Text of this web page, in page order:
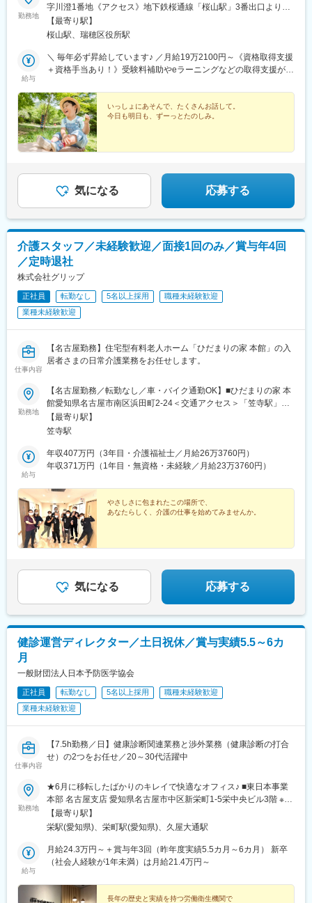
勤務地
字川澄1番地《アクセス》地下鉄桜通線「桜山駅」3番出口より徒
歩すぐ！※受動喫煙対策：屋内禁煙
【最寄り駅】
桜山駅、瑞穂区役所駅
給与
＼ 毎年必ず昇給しています♪ ／月給19万2100円～《資格取得支援
＋資格手当あり！》受験料補助やeラーニングなどの取得支援が充
入も着実にUP！働きながらの資格取得にもモチベーション高く取
り組めます。※対象資格は待遇・福利厚生欄をCHECK！
いっしょにあそんで、たくさんお話して。
今日も明日も、ずーっとたのしみ。
気になる 応募する
介護スタッフ／未経験歓迎／面接1回のみ／賞与年4回
／定時退社
株式会社グリップ
正社員 転勤なし 5名以上採用
職種未経験歓迎
業種未経験歓迎
仕事内容
【名古屋勤務】住宅型有料老人ホーム「ひだまりの家 本館」の入
居者さまの日常介護業務をお任せします。
勤務地
【名古屋勤務／転勤なし／車・バイク通勤OK】■ひだまりの家 本
館愛知県名古屋市南区浜田町2-24＜交通アクセス＞「笠寺駅」よ
り車で約5分※U・Iターン歓迎※無料駐車場完備※受動喫煙対策あり
【最寄り駅】
笠寺駅
給与
年収407万円（3年目・介護福祉士／月給26万3760円）
年収371万円（1年目・無資格・未経験／月給23万3760円）
やさしさに包まれたこの場所で、
あなたらしく、介護の仕事を始めてみませんか。
気になる 応募する
健診運営ディレクター／土日祝休／賞与実績5.5～6カ
月
一般財団法人日本予防医学協会
正社員 転勤なし 5名以上採用
職種未経験歓迎
業種未経験歓迎
仕事内容
【7.5h勤務／日】健康診断関連業務と渉外業務（健康診断の打合
せ）の2つをお任せ／20～30代活躍中
勤務地
★6月に移転したばかりのキレイで快適なオフィス♪ ■東日本事業
本部 名古屋支店 愛知県名古屋市中区新栄町1-5栄中央ビル3階 ※受
動喫煙対策:屋内禁煙
【最寄り駅】
栄駅(愛知県)、栄町駅(愛知県)、久屋大通駅
給与
月給24.3万円～＋賞与年3回（昨年度実績5.5カ月～6カ月） 新卒
（社会人経験が1年未満）は月給21.4万円～
長年の歴史と実績を持つ労働衛生機関で